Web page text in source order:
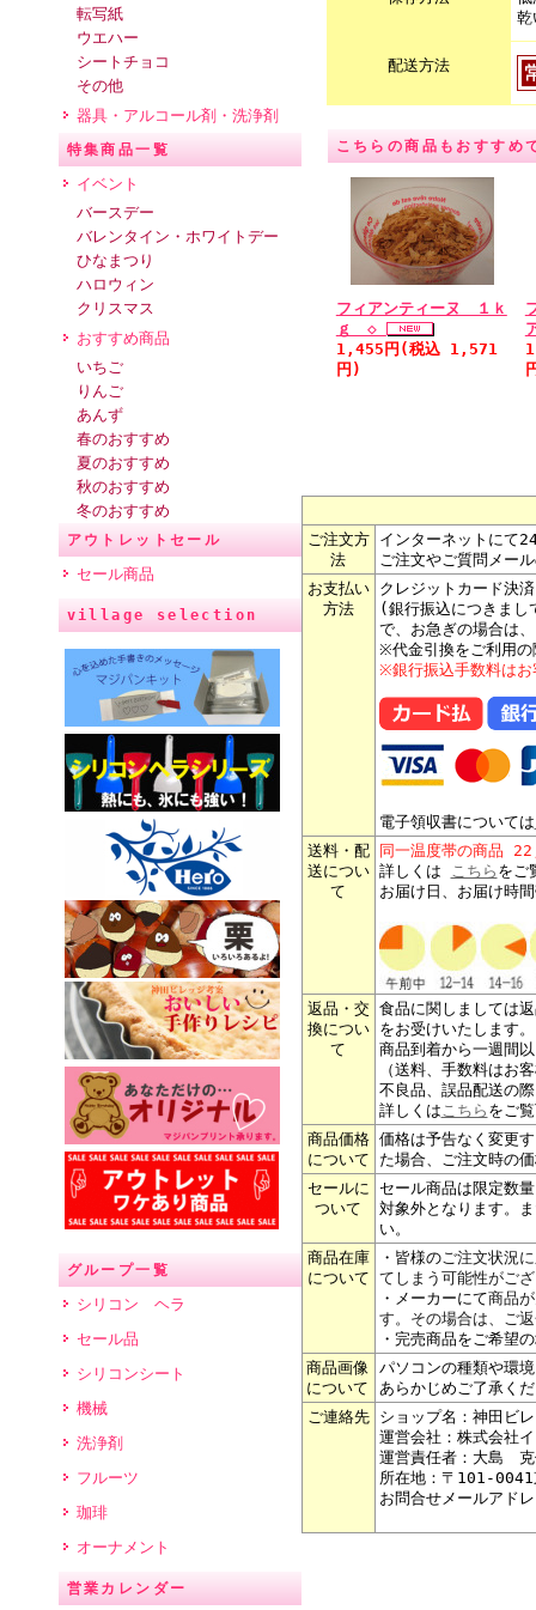
転写紙
ウエハー
シートチョコ
その他
器具・アルコール剤・洗浄剤
特集商品一覧
イベント
バースデー
バレンタイン・ホワイトデー
ひなまつり
ハロウィン
クリスマス
おすすめ商品
いちご
りんご
あんず
春のおすすめ
夏のおすすめ
秋のおすすめ
冬のおすすめ
アウトレットセール
セール商品
village selection
グループ一覧
シリコン ヘラ
セール品
シリコンシート
機械
洗浄剤
フルーツ
珈琲
オーナメント
営業カレンダー
乾
配送方法
こちらの商品もおすすめ
フィアンティーヌ １ｋ
ｇ ◇
1,455円(税込 1,571
円)
ご注文方
法
インターネットにて
ご注文やご質問メー
お支払い
方法
クレジットカード決
(銀行振込につきまし
で、お急ぎの場合は
※代金引換をご利用の
※銀行振込手数料はお
電子領収書については
送料・配
送につい
て
同一温度帯の商品
詳しくは こちら をご
お届け日、お届け時
返品・交
換につい
て
食品に関しましては
をお受けいたします。
商品到着から一週間
（送料、手数料はお
不良品、誤品配送の
詳しくはこちら をご
商品価格
について
価格は予告なく変更
た場合、ご注文時の
セールに
ついて
セール商品は限定数
対象外となります。
い。
商品在庫
について
・皆様のご注文状況
てしまう可能性がご
・メーカーにて商品
す。その場合は、ご
・完売商品をご希望
商品画像
について
パソコンの種類や環
あらかじめご了承く
ご連絡先
ショップ名：神田ビ
運営会社：株式会社
運営責任者：大島
所在地：〒101-
お問合せメールアド